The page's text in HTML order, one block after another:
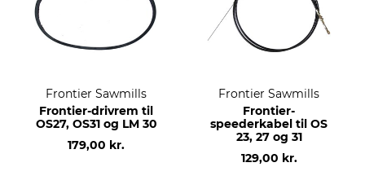
Frontier Sawmills
Frontier-drivrem til
OS27, OS31 og LM 30
179,00 kr.
Frontier Sawmills
Frontier-
speederkabel til OS
23, 27 og 31
129,00 kr.